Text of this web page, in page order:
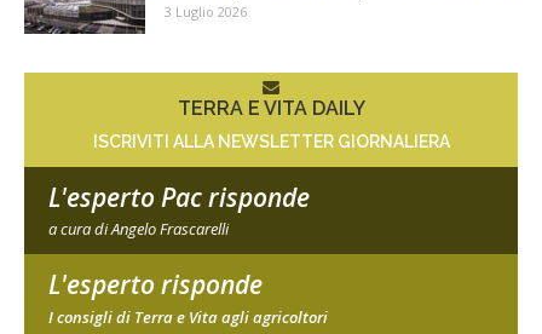
3 Luglio 2026
TERRA E VITA DAILY
ISCRIVITI ALLA NEWSLETTER GIORNALIERA
L'esperto Pac risponde
a cura di Angelo Frascarelli
L'esperto risponde
I consigli di Terra e Vita agli agricoltori